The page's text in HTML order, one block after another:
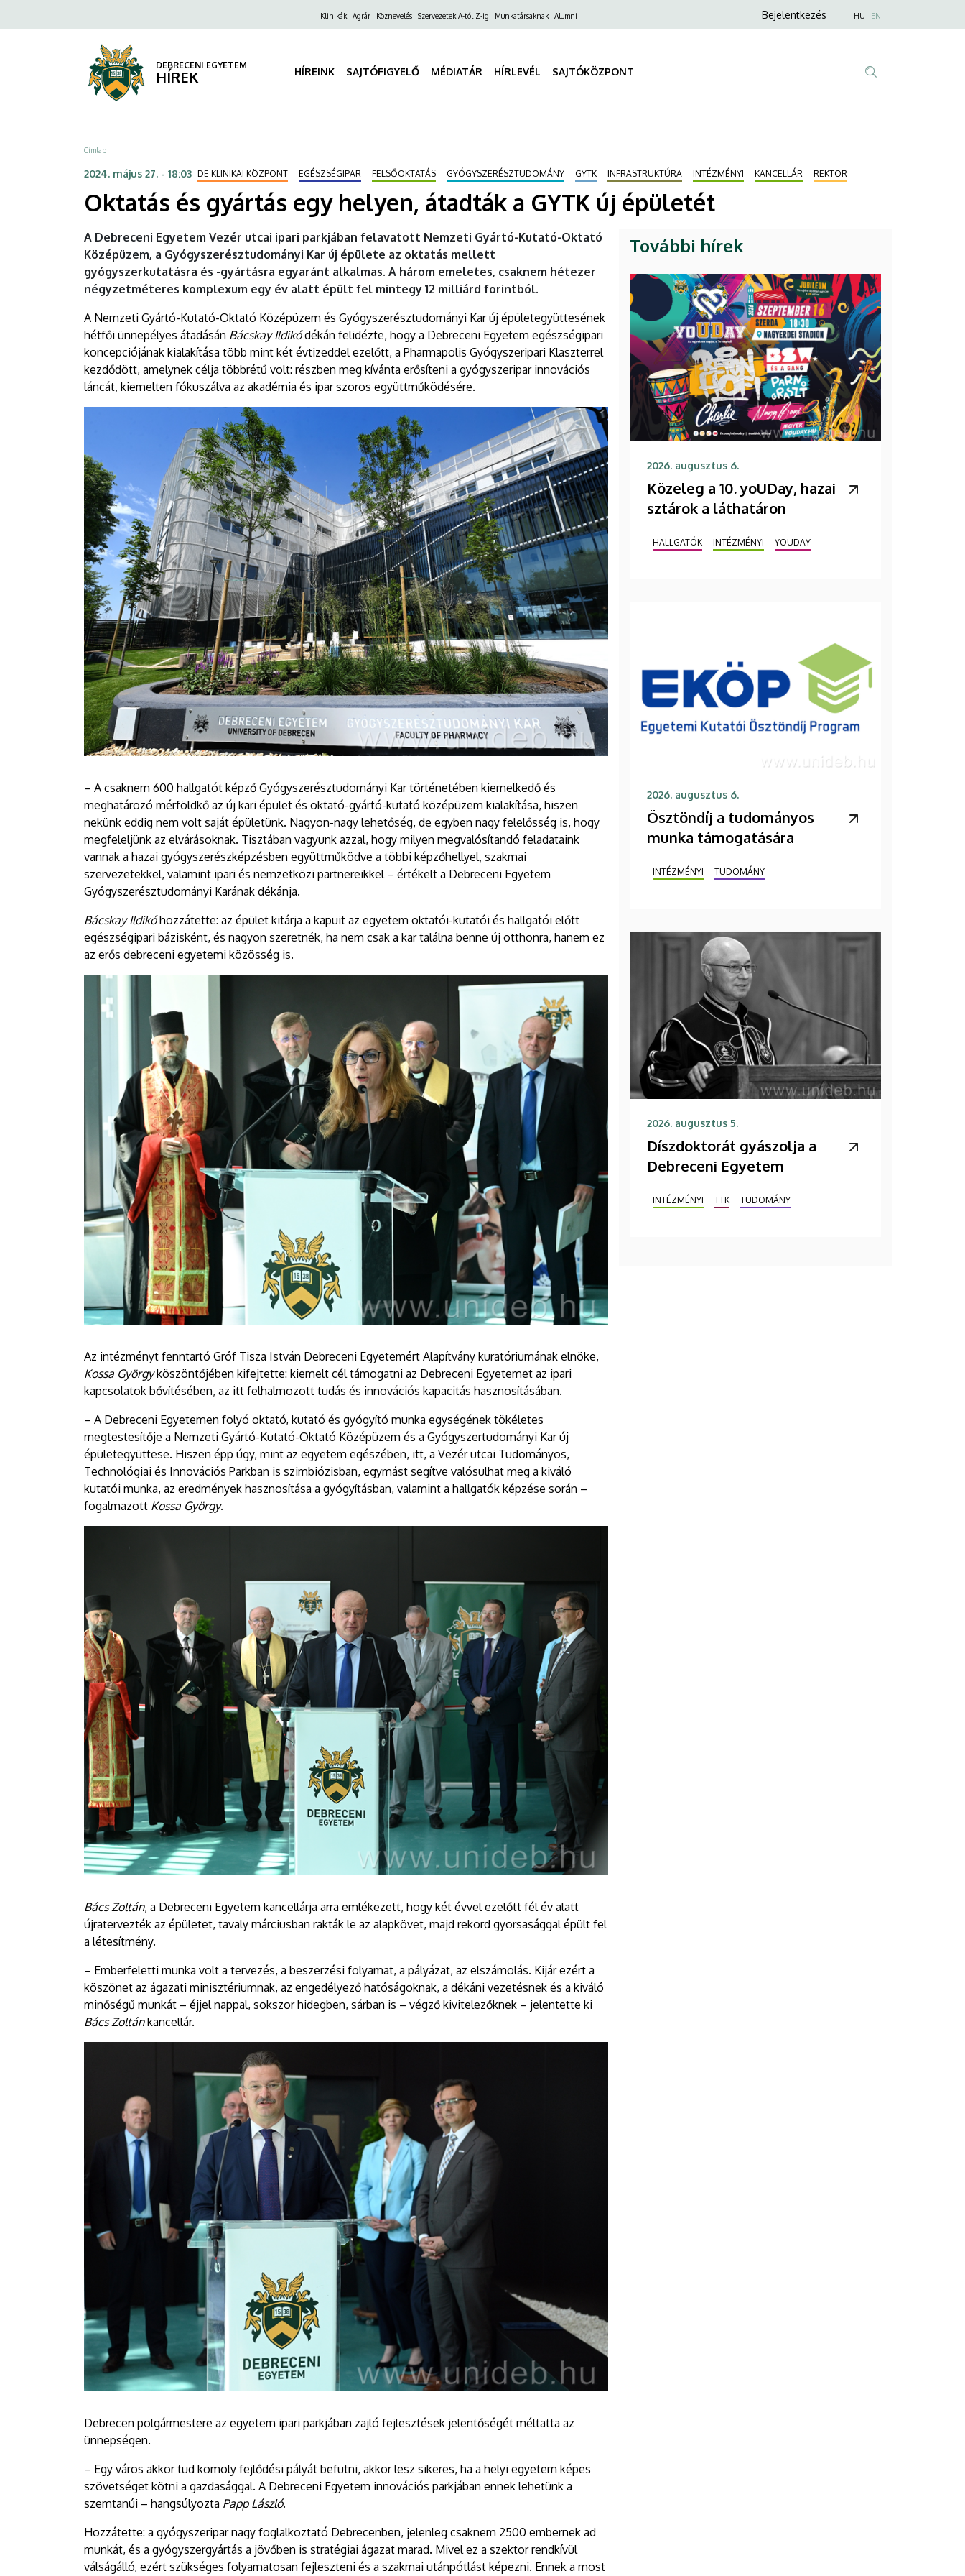
épületét
DEBRECENI
EGYETEM
a
FelsőKlinikák Agrár Köznevelés Szervezetek A-tól Z-ig Munkatársaknak Alumni
Anonim
Bejelentkezés HU EN
DEBRECENI EGYETEM
HÍREK HÍREINK SAJTÓFIGYELŐ MÉDIATÁR HÍRLEVÉL SAJTÓKÖZPONT
Morzsa
Címlap
2024. május 27. - 18:03 DE KLINIKAI KÖZPONT EGÉSZSÉGIPAR FELSŐOKTATÁS GYÓGYSZERÉSZTUDOMÁNY GYTK INFRASTRUKTÚRA INTÉZMÉNYI KANCELLÁR REKTOR
Oktatás és gyártás egy helyen, átadták a GYTK új épületét
A Debreceni Egyetem Vezér utcai ipari parkjában felavatott Nemzeti Gyártó-Kutató-Oktató
Középüzem, a Gyógyszerésztudományi Kar új épülete az oktatás mellett
gyógyszerkutatásra és -gyártásra egyaránt alkalmas. A három emeletes, csaknem hétezer
négyzetméteres komplexum egy év alatt épült fel mintegy 12 milliárd forintból.
A Nemzeti Gyártó-Kutató-Oktató Középüzem és Gyógyszerésztudományi Kar új épületegyüttesének
hétfői ünnepélyes átadásán Bácskay Ildikódékán felidézte, hogy a Debreceni Egyetem egészségipari
koncepciójának kialakítása több mint két évtizeddel ezelőtt, a Pharmapolis Gyógyszeripari Klaszterrel
kezdődött, amelynek célja többrétű volt: részben meg kívánta erősíteni a gyógyszeripar innovációs
láncát, kiemelten fókuszálva az akadémia és ipar szoros együttműködésére.
– A csaknem 600 hallgatót képző Gyógyszerésztudományi Kar történetében kiemelkedő és
meghatározó mérföldkő az új kari épület és oktató-gyártó-kutató középüzem kialakítása, hiszen
nekünk eddig nem volt saját épületünk. Nagyon-nagy lehetőség, de egyben nagy felelősség is, hogy
megfeleljünk az elvárásoknak. Tisztában vagyunk azzal, hogy milyen megvalósítandó feladataink
vannak a hazai gyógyszerészképzésben együttműködve a többi képzőhellyel, szakmai
szervezetekkel, valamint ipari és nemzetközi partnereikkel – értékelt a Debreceni Egyetem
Gyógyszerésztudományi Karának dékánja.
Bácskay Ildikóhozzátette: az épület kitárja a kapuit az egyetem oktatói-kutatói és hallgatói előtt
egészségipari bázisként, és nagyon szeretnék, ha nem csak a kar találna benne új otthonra, hanem ez
az erős debreceni egyetemi közösség is.
Az intézményt fenntartó Gróf Tisza István Debreceni Egyetemért Alapítvány kuratóriumának elnöke,
Kossa Györgyköszöntőjében kifejtette: kiemelt cél támogatni az Debreceni Egyetemet az ipari
kapcsolatok bővítésében, az itt felhalmozott tudás és innovációs kapacitás hasznosításában.
– A Debreceni Egyetemen folyó oktató, kutató és gyógyító munka egységének tökéletes
megtestesítője a Nemzeti Gyártó-Kutató-Oktató Középüzem és a Gyógyszertudományi Kar új
épületegyüttese. Hiszen épp úgy, mint az egyetem egészében, itt, a Vezér utcai Tudományos,
Technológiai és Innovációs Parkban is szimbiózisban, egymást segítve valósulhat meg a kiváló
kutatói munka, az eredmények hasznosítása a gyógyításban, valamint a hallgatók képzése során –
fogalmazott Kossa György.
Bács Zoltán, a Debreceni Egyetem kancellárja arra emlékezett, hogy két évvel ezelőtt fél év alatt
újratervezték az épületet, tavaly márciusban rakták le az alapkövet, majd rekord gyorsasággal épült fel
a létesítmény.
– Emberfeletti munka volt a tervezés, a beszerzési folyamat, a pályázat, az elszámolás. Kijár ezért a
köszönet az ágazati minisztériumnak, az engedélyező hatóságoknak, a dékáni vezetésnek és a kiváló
minőségű munkát – éjjel nappal, sokszor hidegben, sárban is – végző kivitelezőknek – jelentette ki
Bács Zoltánkancellár.
Debrecen polgármestere az egyetem ipari parkjában zajló fejlesztések jelentőségét méltatta az
ünnepségen.
– Egy város akkor tud komoly fejlődési pályát befutni, akkor lesz sikeres, ha a helyi egyetem képes
szövetséget kötni a gazdasággal. A Debreceni Egyetem innovációs parkjában ennek lehetünk a
szemtanúi – hangsúlyozta Papp László.
Hozzátette: a gyógyszeripar nagy foglalkoztató Debrecenben, jelenleg csaknem 2500 embernek ad
munkát, és a gyógyszergyártás a jövőben is stratégiai ágazat marad. Mivel ez a szektor rendkívül
válságálló, ezért szükséges folyamatosan fejleszteni és a szakmai utánpótlást képezni. Ennek a most
További hírek
2026. augusztus 6.
Közeleg a 10. yoUDay, hazai
sztárok a láthatáron
HALLGATÓK INTÉZMÉNYI YOUDAY
2026. augusztus 6.
Ösztöndíj a tudományos
munka támogatására
INTÉZMÉNYI TUDOMÁNY
2026. augusztus 5.
Díszdoktorát gyászolja a
Debreceni Egyetem
INTÉZMÉNYI TTK TUDOMÁNY